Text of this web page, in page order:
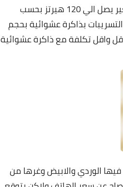
يدعم هاتف Oppo Reno 10 Pro Plus شاشة عالية الدقة وبمعدل تحديث متغير يصل الي 120 هيرتز بحسب
بذاكرة عشوائية بحجم
سوف تتوفر نسخة اقل واقل تكلفة مع ذاكرة عشوائية
فيها الوردي والابيض وغرها من